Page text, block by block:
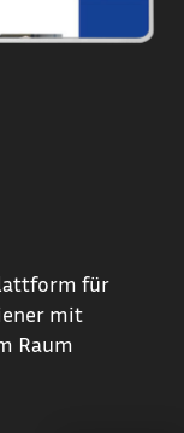
für
mit
Raum